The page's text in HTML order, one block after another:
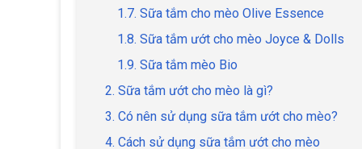
1.7. Sữa tắm cho mèo Olive Essence
1.8. Sữa tắm ướt cho mèo Joyce & Dolls
1.9. Sữa tắm mèo Bio
2. Sữa tắm ướt cho mèo là gì?
3. Có nên sử dụng sữa tắm ướt cho mèo?
4. Cách sử dụng sữa tắm ướt cho mèo